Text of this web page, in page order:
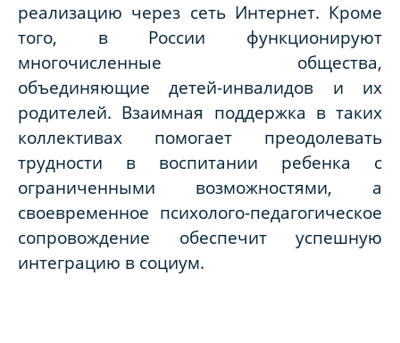
реализацию через сеть Интернет. Кроме
того, в России функционируют
многочисленные общества,
объединяющие детей-инвалидов и их
родителей. Взаимная поддержка в таких
коллективах помогает преодолевать
трудности в воспитании ребенка с
ограниченными возможностями, а
своевременное психолого-педагогическое
сопровождение обеспечит успешную
интеграцию в социум.